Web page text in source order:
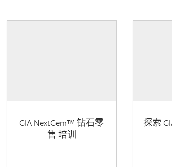
GIA NextGem™ 钻石零
售 培训
探索